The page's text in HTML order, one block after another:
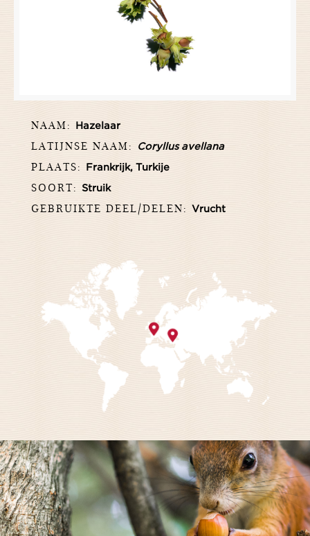
NAAM: Hazelaar
LATIJNSE NAAM: Coryllus avellana
PLAATS: Frankrijk, Turkije
SOORT: Struik
GEBRUIKTE DEEL/DELEN: Vrucht